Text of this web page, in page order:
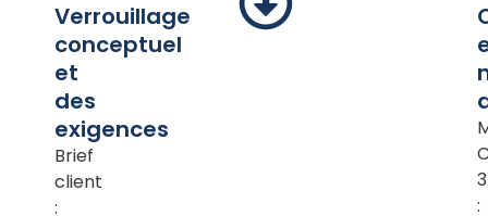
Verrouillage
conceptuel
et
des
exigences
Brief
client
:
: